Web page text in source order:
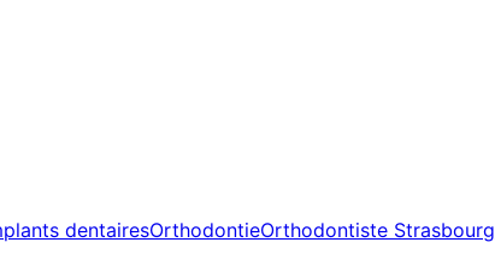
dentairesOrthodontieOrthodontiste Strasbourg